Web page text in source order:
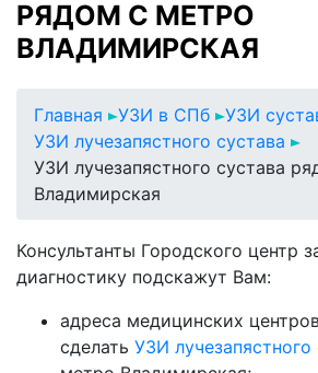
РЯДОМ С МЕТРО
ВЛАДИМИРСКАЯ
Главная УЗИ в СПб
УЗИ
УЗИ лучезапястного сустава
УЗИ лучезапястного сустава
Владимирская
Консультанты Городского центр
диагностику подскажут Вам:
адреса медицинских
сделать УЗИ лучезапястного